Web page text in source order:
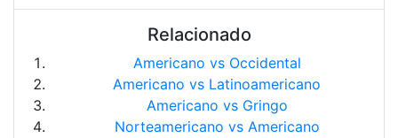
Relacionado
Americano vs Occidental
Americano vs Latinoamericano
Americano vs Gringo
Norteamericano vs Americano